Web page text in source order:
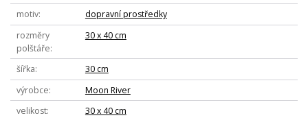
motiv
dopravní prostředky
rozměry
polštáře
30 x 40 cm
šířka
30 cm
výrobce
Moon River
velikost
30 x 40 cm